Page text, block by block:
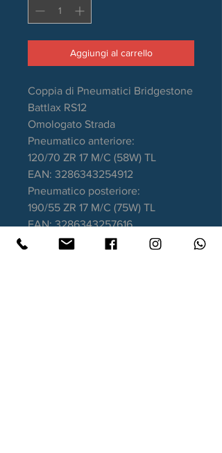
Aggiungi al carrello
Coppia di Pneumatici Bridgestone
Battlax RS12
Omologato Strada
Pneumatico anteriore:
120/70 ZR 17 M/C (58W) TL
EAN: 3286343254912
Pneumatico posteriore:
190/55 ZR 17 M/C (75W) TL
EAN: 3286343257616
Garanzia DOT recente